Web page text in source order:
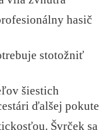
hasič
stotožniť
šiestich
ďalšej pokute
Švrček sa